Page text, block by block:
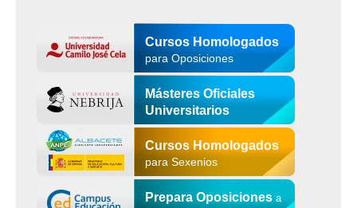
Cursos Homologados
para Oposiciones
Másteres Oficiales
Universitarios
Cursos Homologados
para Sexenios
Prepara Oposiciones a